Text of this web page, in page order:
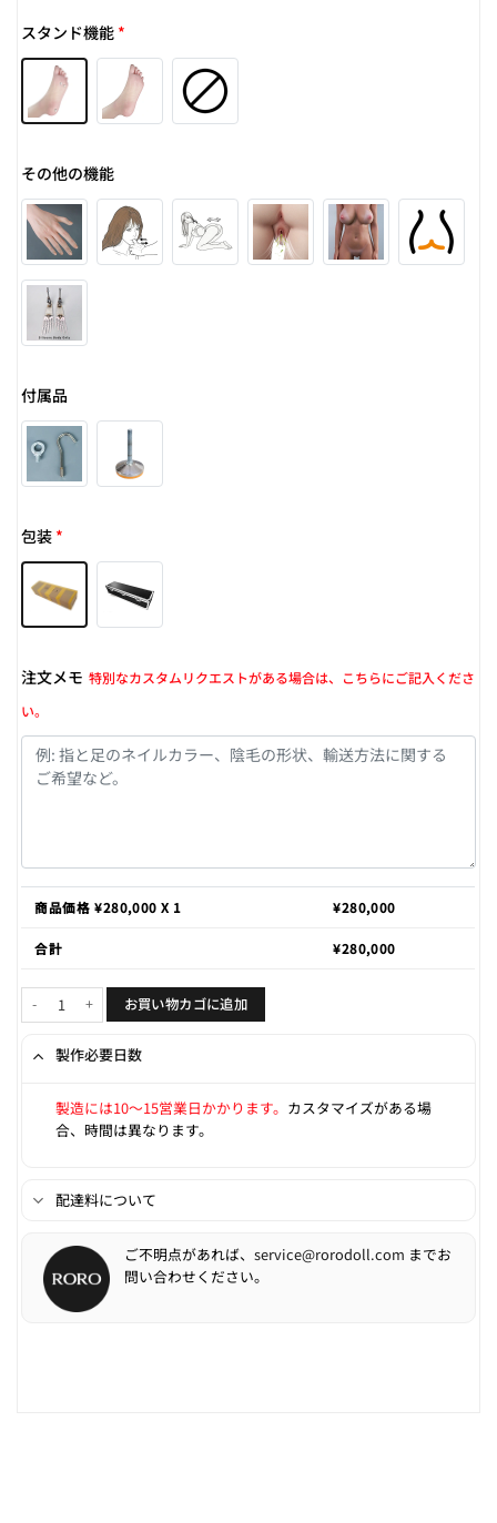
スタンド機能 *
その他の機能
付属品
包装 *
注文メモ 特別なカスタムリクエストがある場合は、こちらにご記入くださ
い。
商品価格 ¥280,000 X 1 ¥280,000
合計 ¥280,000
Erin 150cm F-cup個お買い物カゴに追加
製作必要日数
製造には10〜15営業日かかります。 カスタマイズがある場
合、時間は異なります。
配達料について
ご不明点があれば、 service@rorodoll.com までお
問い合わせください。